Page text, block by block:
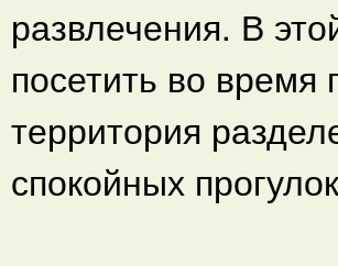
развлечения. В
посетить во время
территория
спокойных